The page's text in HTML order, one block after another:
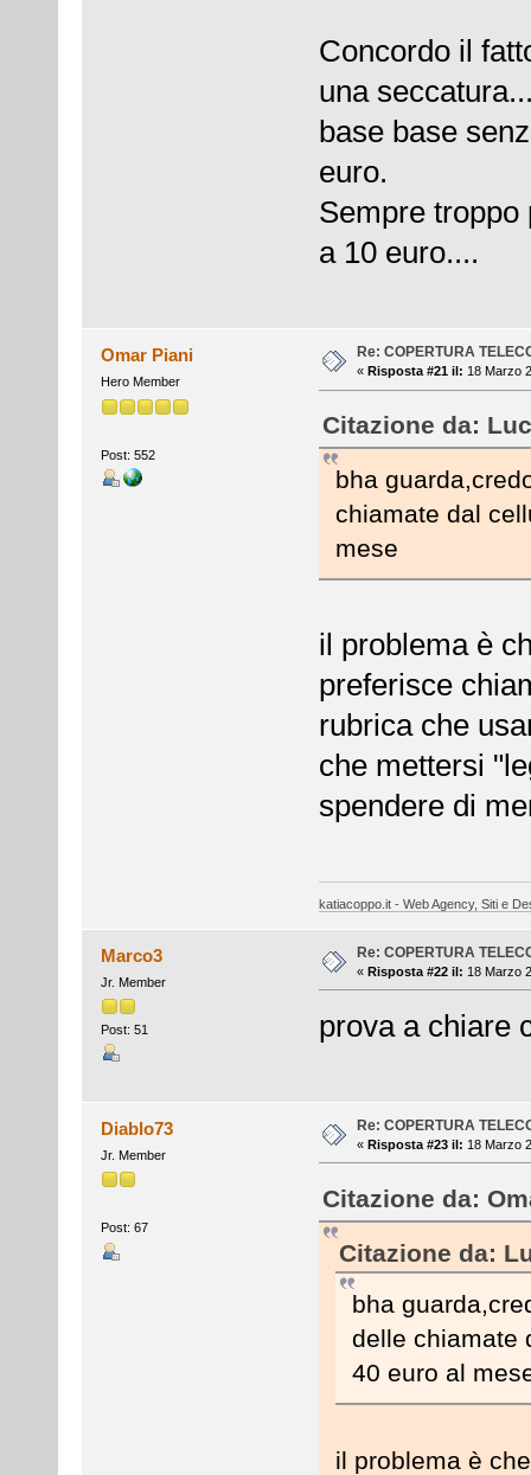
Concordo il
una
base base
euro.
Sempre
a 10 euro....
Omar Piani
Hero Member
Post: 552
Re: COPERTURA
« Risposta #21 il: 18 Marzo
Citazione da:
bha
chiamate dal
mese
il problema è
preferisce
rubrica che
che mettersi
spendere di
katiacoppo.it - Web Agency, Siti e
Marco3
Jr. Member
Post: 51
Re: COPERTURA
« Risposta #22 il: 18 Marzo
prova a chiare
Diablo73
Jr. Member
Post: 67
Re: COPERTURA
« Risposta #23 il: 18 Marzo
Citazione da:
Citazione da:
bha
delle chiamate
40 euro al
il problema è